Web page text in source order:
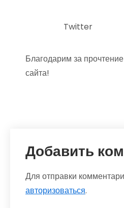
Twitter
Благодарим за
сайта!
Добавить
Для отправки
авторизоваться.